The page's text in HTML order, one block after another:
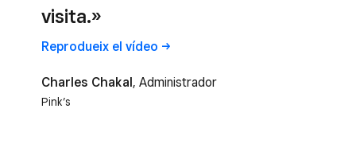
visita.»
Reprodueix el vídeo
Charles Chakal , Administrador
Pink’s